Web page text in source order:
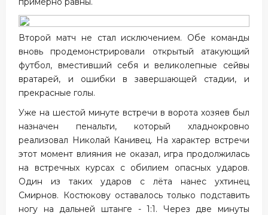
Второй матч не стал исключением. Обе команды
вновь продемонстрировали открытый атакующий
футбол, вместивший себя и великолепные сейвы
вратарей, и ошибки в завершающей стадии, и
прекрасные голы.
Уже на шестой минуте встречи в ворота хозяев был
назначен пенальти, который хладнокровно
реализовал Николай Канивец. На характер встречи
этот момент влияния не оказал, игра продолжилась
на встречных курсах с обилием опасных ударов.
Один из таких ударов с лёта нанес ухтинец
Смирнов. Костюкову оставалось только подставить
ногу на дальней штанге - 1:1. Через две минуты